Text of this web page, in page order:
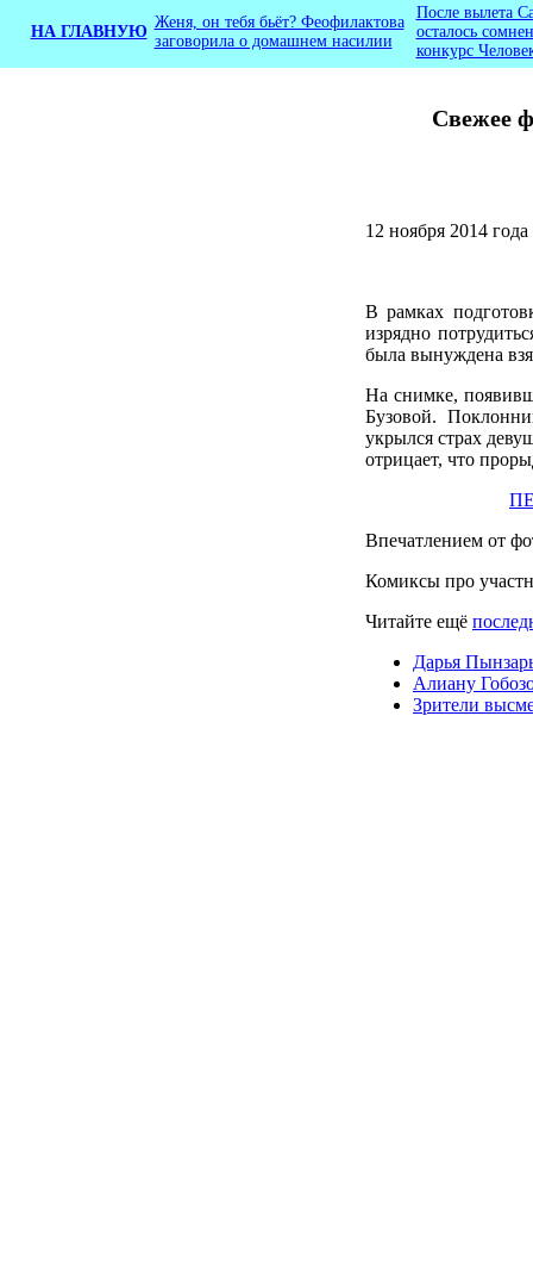
Свежее
НА ГЛАВНУЮ
Женя, он тебя бьёт? Феофилактова
заговорила о домашнем насилии
После вылета
осталось
конкурс
12 ноября 2014
В рамках
изрядно
была вынуждена
На снимке,
Бузовой.
укрылся страх
отрицает, что
Впечатлением от
Комиксы про
Читайте ещё
Дарья
Алиану
Зрители